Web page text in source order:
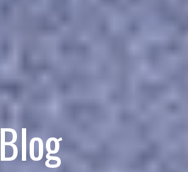
Blog